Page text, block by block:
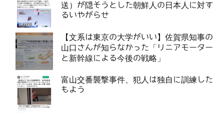
送）が隠そうとした朝鮮人の日本人に対す
るいやがらせ
【文系は東京の大学がいい】佐賀県知事の
山口さんが知らなかった「リニアモーター
と新幹線による今後の戦略」
富山交番襲撃事件、犯人は独自に訓練した
もよう